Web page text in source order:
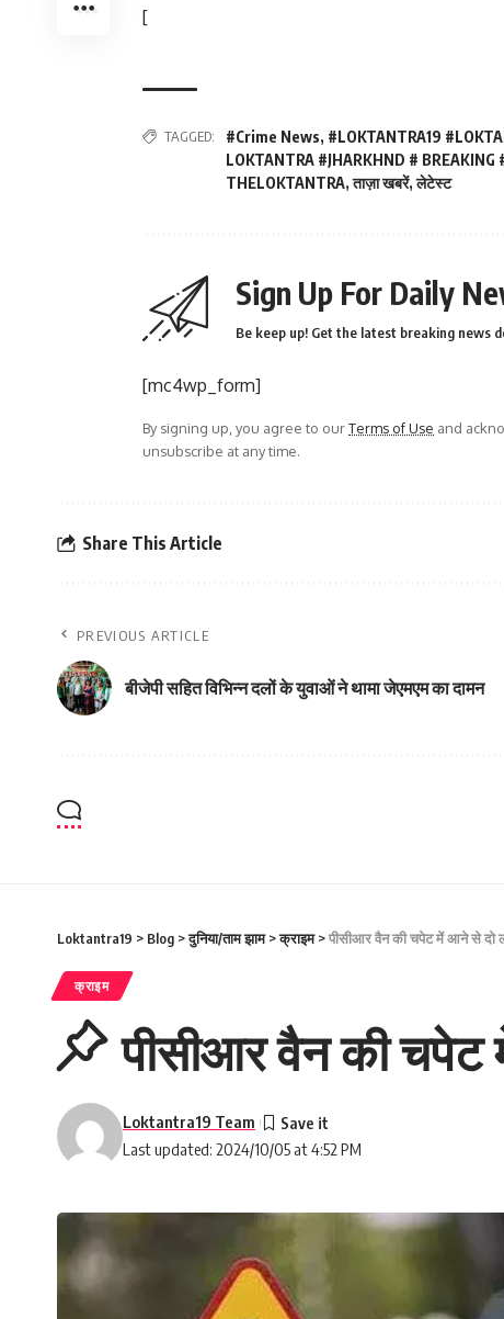
[
TAGGED: #Crime News, #LOKTANTRA19
LOKTANTRA #JHARKHND # BREAKING
THELOKTANTRA,ताज़ा खबरें,लेटेस्ट
Sign Up For Daily
Be keep up! Get the latest breaking news
[mc4wp_form]
By signing up, you agree to ourTerms of Use and
unsubscribe at any time.
Share This Article
PREVIOUS ARTICLE
बीजेपी सहित विभिन्न दलों के युवाओं ने थामा जेएमएम का दामन
Loktantra19 > Blog >दुनिया/ताम झाम>क्राइम>पीसीआर वैन की चपेट में आने से दो
क्राइम
पीसीआर वैन की चपेट
Last updated: 2024/10/05 at 4:52 PM
Loktantra19 Team